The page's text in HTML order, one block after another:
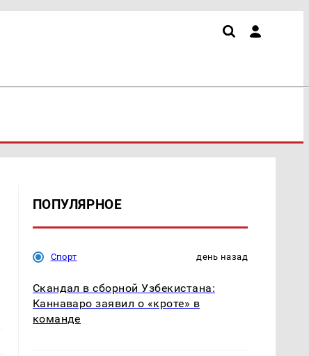
ПОПУЛЯРНОЕ
Спорт день назад
Скандал в сборной Узбекистана:
Каннаваро заявил о «кроте» в
команде